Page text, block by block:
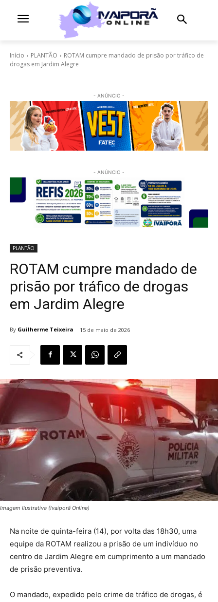
Início PLANTÃO
ROTAM cumpre mandado de prisão por tráfico de
drogas em Jardim Alegre
- ANÚNCIO -
- ANÚNCIO -
PLANTÃO
ROTAM cumpre mandado de
prisão por tráfico de drogas
em Jardim Alegre
By Guilherme Teixeira 15 de maio de 2026
Imagem Ilustrativa (Ivaiporã Online)
Na noite de quinta-feira (14), por volta das 18h30, uma
equipe da ROTAM realizou a prisão de um indivíduo no
centro de Jardim Alegre em cumprimento a um mandado
de prisão preventiva.
O mandado, expedido pelo crime de tráfico de drogas, é